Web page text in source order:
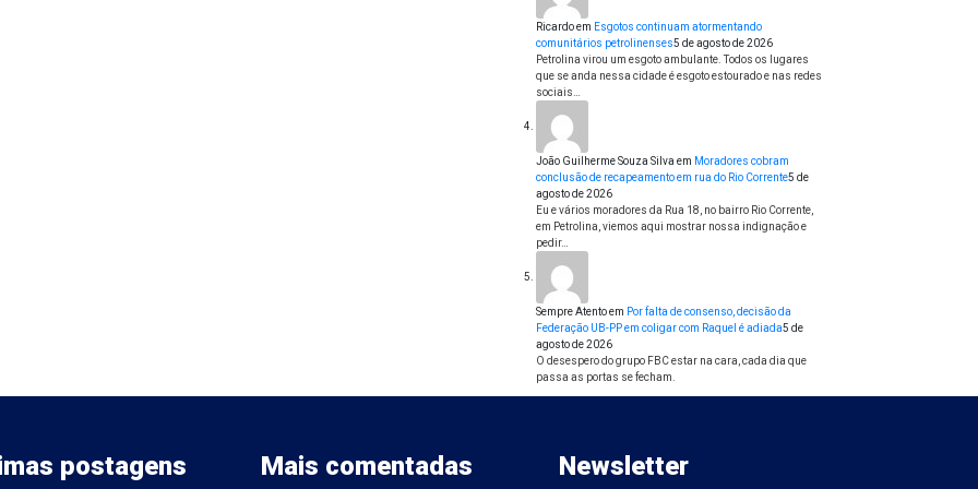
Ricardoem Esgotos continuam atormentando
comunitários petrolinenses5 de agosto de 2026
Petrolina virou um esgoto ambulante. Todos os lugares
que se anda nessa cidade é esgoto estourado e nas redes
sociais…
João Guilherme Souza Silva em Moradores cobram
conclusão de recapeamento em rua do Rio Corrente5 de
agosto de 2026
Eu e vários moradores da Rua 18, no bairro Rio Corrente,
em Petrolina, viemos aqui mostrar nossa indignação e
pedir…
Sempre Atentoem Por falta de consenso, decisão da
Federação UB-PP em coligar com Raquel é adiada5 de
agosto de 2026
O desespero do grupo FBC estar na cara, cada dia que
passa as portas se fecham.
postagens Mais comentadas Newsletter